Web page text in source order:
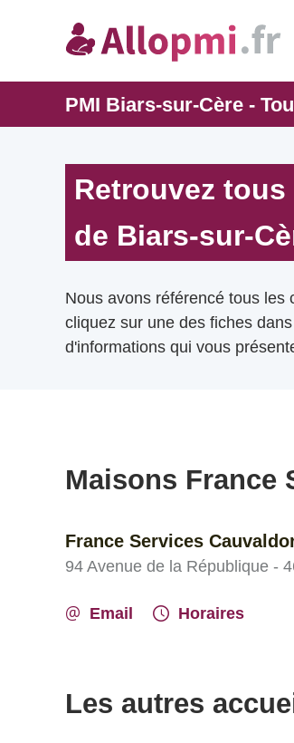
PMI Biars-sur-Cère -
Retrouvez
de Biars-sur-
Nous avons référencé tous les
cliquez sur une des fiches
d'informations qui vous
Maisons France
France Services
94 Avenue de la République -
Email Horaires
Les autres